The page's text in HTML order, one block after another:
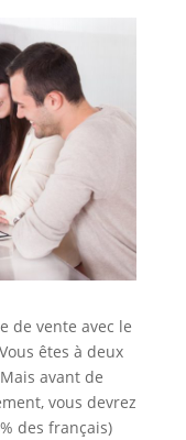
de vente avec le
êtes à deux
avant de
vous devrez
des français)